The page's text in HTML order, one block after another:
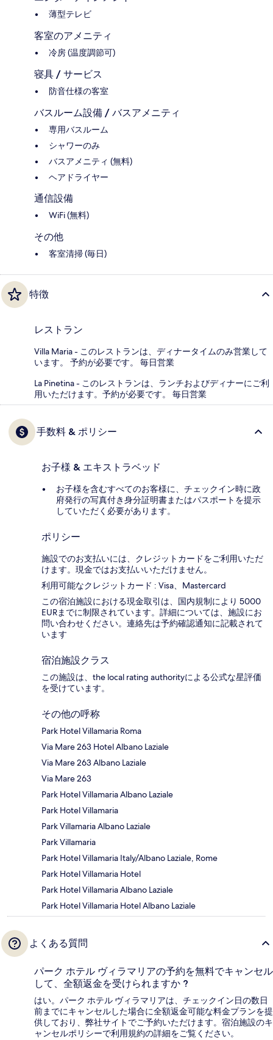
薄型テレビ
客室のアメニティ
冷房 (温度調節可)
寝具 / サービス
防音仕様の客室
バスルーム設備 / バスアメニティ
専用バスルーム
シャワーのみ
バスアメニティ (無料)
ヘアドライヤー
通信設備
WiFi (無料)
その他
客室清掃 (毎日)
特徴
レストラン
Villa Maria - このレストランは、ディナータイムのみ営業して
います。 予約が必要です。 毎日営業
La Pinetina - このレストランは、ランチおよびディナーにご利
用いただけます。予約が必要です。 毎日営業
手数料 & ポリシー
お子様 & エキストラベッド
お子様を含むすべてのお客様に、チェックイン時に政
府発行の写真付き身分証明書またはパスポートを提示
していただく必要があります。
ポリシー
施設でのお支払いには、クレジットカードをご利用いただ
けます。現金ではお支払いいただけません。
利用可能なクレジットカード : Visa、Mastercard
この宿泊施設における現金取引は、国内規制により 5000
EURまでに制限されています。詳細については、施設にお
問い合わせください。連絡先は予約確認通知に記載されて
います
宿泊施設クラス
この施設は、the local rating authorityによる公式な星評価
を受けています。
その他の呼称
Park Hotel Villamaria Roma
Via Mare 263 Hotel Albano Laziale
Via Mare 263 Albano Laziale
Via Mare 263
Park Hotel Villamaria Albano Laziale
Park Hotel Villamaria
Park Villamaria Albano Laziale
Park Villamaria
Park Hotel Villamaria Italy/Albano Laziale, Rome
Park Hotel Villamaria Hotel
Park Hotel Villamaria Albano Laziale
Park Hotel Villamaria Hotel Albano Laziale
よくある質問
パーク ホテル ヴィラマリアの予約を無料でキャンセル
して、全額返金を受けられますか ?
はい。パーク ホテル ヴィラマリアは、チェックイン日の数日
前までにキャンセルした場合に全額返金可能な料金プランを提
供しており、弊社サイトでご予約いただけます。宿泊施設のキ
ャンセルポリシーで利用規約の詳細をご覧ください。